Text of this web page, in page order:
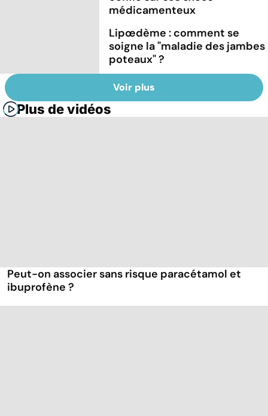
médicamenteux
Lipœdème : comment se
soigne la "maladie des jambes
poteaux" ?
Voir plus
Plus de vidéos
Peut-on associer sans risque paracétamol et
ibuprofène ?